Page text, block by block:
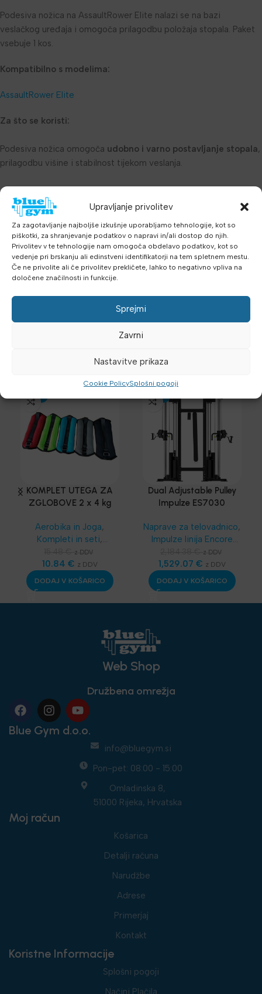
Upravljanje privolitev
Za zagotavljanje najboljše izkušnje uporabljamo tehnologije, kot so
piškotki, za shranjevanje podatkov o napravi in/ali dostop do njih.
Privolitev v te tehnologije nam omogoča obdelavo podatkov, kot so
vedenje pri brskanju ali edinstveni identifikatorji na tem spletnem mestu.
Če ne privolite ali če privolitev prekličete, lahko to negativno vpliva na
določene značilnosti in funkcije.
Sprejmi
Zavrni
Nastavitve prikaza
Cookie PolicySplošni pogoji
Podesiva nožica na AssaultRower Elite nalazi se na bazi
veslačkog uređaja i omogoča prilagodbu položaja stopala. Paket
vsebuje 1 kos.
Kompatibilno s modelima:
AssaultRower Elite
Za što se koristi:
Podesiva nožica omogoča udobno i varno postavljanje stopala,
prilagodbu višine i stabilnost tijekom veslanja.
Mnenja (0)
Šifra:23-AS-731-1
Kategorije: Oprema za klube, Rezervni deli , Telovadnice
Oznake: 23-AS-731-1, AssaultRower Elite , fitnes oprema , noga
podesiva nožica, sobni veslački uređaj
veslanje, zamjenski dio
Sorodni izdelki
KOMPLET UTEGA ZA
ZGLOBOVE 2 x 4 kg
Aerobika in Joga,
Kompleti in seti,
Najnovejša oprema
z DDV
10.84 € z DDV
DODAJ V KOŠARICO
Dual Adjustable Pulley
Impulze ES7030
Naprave za telovadnico,
Impulze linija Encore
Telovadnice
Multigym sistemi,
Oprema za klube,
Najnovejša oprema
z DDV
1,529.07 € z DDV
DODAJ V KOŠARICO
Web Shop
Družbena omrežja
Blue Gym d.o.o.
info@bluegym.si
Pon-pet: 08:00 - 15:00
Omladinska 8,
51000 Rijeka, Hrvatska
Moj račun
Košarica
Detalji računa
Narudžbe
Adrese
Primerjaj
Kontakt
Koristne Informacije
Splošni pogoji
Načini Plačila